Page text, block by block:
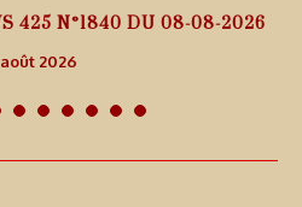
425 N°1840 DU 08-08-2026
2026